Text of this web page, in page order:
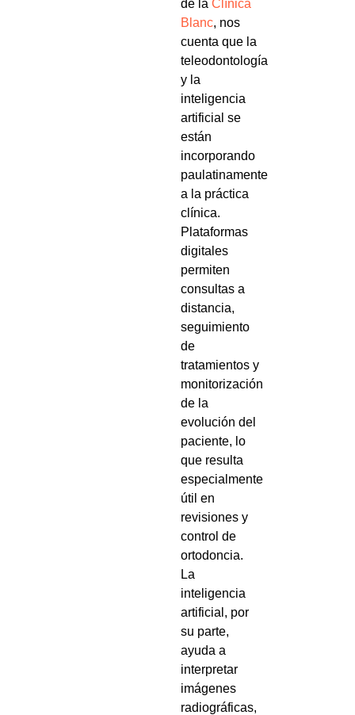
de laClínica
Blanc, nos
cuenta que la
teleodontología
y la
inteligencia
artificial se
están
incorporando
paulatinamente
a la práctica
clínica.
Plataformas
digitales
permiten
consultas a
distancia,
seguimiento
de
tratamientos y
monitorización
de la
evolución del
paciente, lo
que resulta
especialmente
útil en
revisiones y
control de
ortodoncia.
La
inteligencia
artificial, por
su parte,
ayuda a
interpretar
imágenes
radiográficas,